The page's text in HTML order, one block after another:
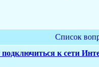
Список
подключиться к сети